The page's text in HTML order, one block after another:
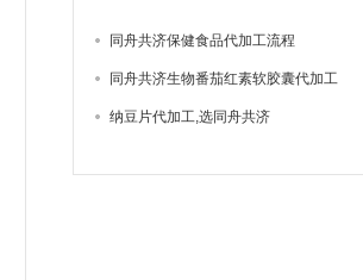
同舟共济保健食品代加工流程
同舟共济生物番茄红素软胶囊代加工
纳豆片代加工,选同舟共济